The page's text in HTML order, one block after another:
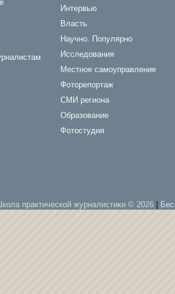
Интервью
Власть
Научно. Популярно
Исследования
Местное самоуправление
Фоторепортаж
СМИ региона
Образование
Фотостудия
практической журналистики © 2026|